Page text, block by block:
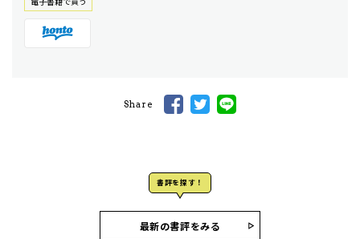
Share
書評を探す！
最新の書評をみる